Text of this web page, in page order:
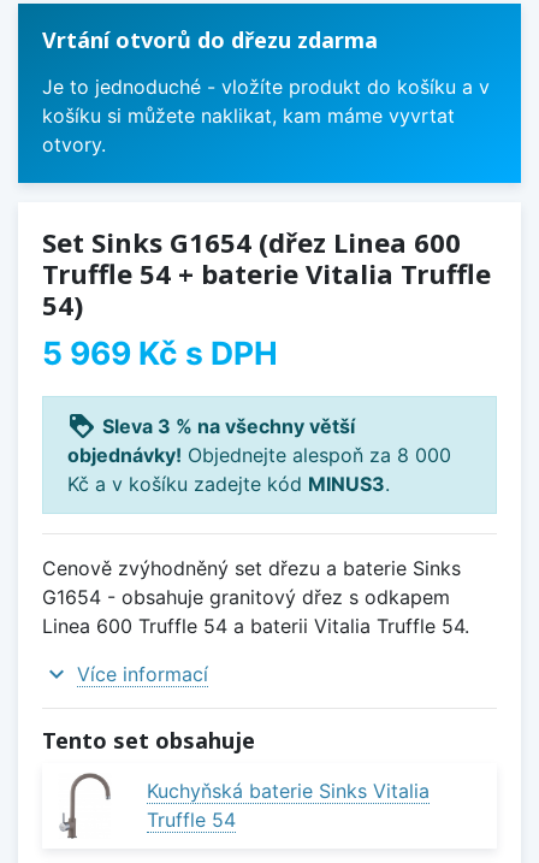
Vrtání otvorů do dřezu zdarma
Je to jednoduché - vložíte produkt do košíku a v
košíku si můžete naklikat, kam máme vyvrtat
otvory.
Set Sinks G1654 (dřez Linea 600
Truffle 54 + baterie Vitalia Truffle
54)
5 969 Kč s DPH
loyalty Sleva 3 % na všechny větší
objednávky! Objednejte alespoň za 8 000
Kč a v košíku zadejte kód MINUS3.
Cenově zvýhodněný set dřezu a baterie Sinks
G1654 - obsahuje granitový dřez s odkapem
Linea 600 Truffle 54 a baterii Vitalia Truffle 54.
expand_more Více informací
Tento set obsahuje
Kuchyňská baterie Sinks Vitalia
Truffle 54